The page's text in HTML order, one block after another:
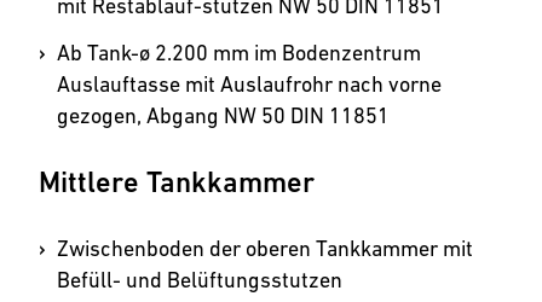
mit Restablauf-stutzen NW 50 DIN 11851
Ab Tank-ø 2.200 mm im Bodenzentrum
Auslauftasse mit Auslaufrohr nach vorne
gezogen, Abgang NW 50 DIN 11851
Mittlere Tankkammer
Zwischenboden der oberen Tankkammer mit
Befüll- und Belüftungsstutzen